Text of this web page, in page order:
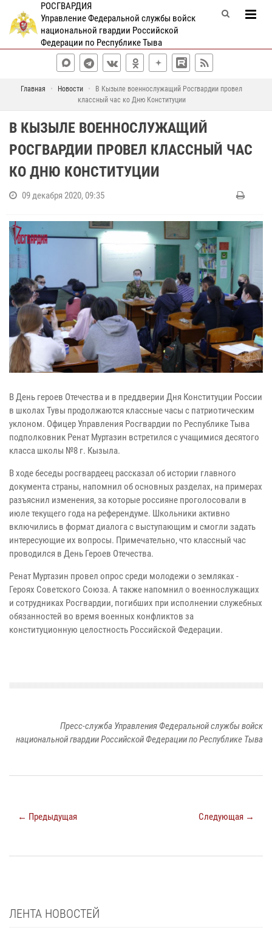
РОСГВАРДИЯ
Управление Федеральной службы войск
национальной гвардии Российской
Федерации по Республике Тыва
Главная Новости
В Кызыле военнослужащий Росгвардии провел
классный час ко Дню Конституции
В КЫЗЫЛЕ ВОЕННОСЛУЖАЩИЙ
РОСГВАРДИИ ПРОВЕЛ КЛАССНЫЙ ЧАС
КО ДНЮ КОНСТИТУЦИИ
09 декабря 2020, 09:35
В День героев Отечества и в преддверии Дня Конституции России
в школах Тувы продолжаются классные часы с патриотическим
уклоном. Офицер Управления Росгвардии по Республике Тыва
подполковник Ренат Муртазин встретился с учащимися десятого
класса школы №8 г. Кызыла.
В ходе беседы росгвардеец рассказал об истории главного
документа страны, напомнил об основных разделах, на примерах
разъяснил изменения, за которые россияне проголосовали в
июле текущего года на референдуме. Школьники активно
включились в формат диалога с выступающим и смогли задать
интересующие их вопросы. Примечательно, что классный час
проводился в День Героев Отечества.
Ренат Муртазин провел опрос среди молодежи о земляках -
Героях Советского Союза. А также напомнил о военнослужащих
и сотрудниках Росгвардии, погибших при исполнении служебных
обязанностей во время военных конфликтов за
конституционную целостность Российской Федерации.
Пресс-служба Управления Федеральной службы войск
национальной гвардии Российской Федерации по Республике Тыва
← Предыдущая Следующая →
ЛЕНТА НОВОСТЕЙ